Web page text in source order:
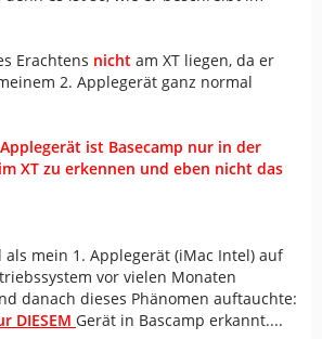
Erachtens nicht am XT liegen, da er
2. Applegerät ganz normal
ist Basecamp nur in der
XT zu erkennen und eben nicht das
als mein 1. Applegerät (iMac Intel) auf
vor vielen Monaten
danach dieses Phänomen auftauchte:
DIESEM Gerät in Bascamp erkannt....